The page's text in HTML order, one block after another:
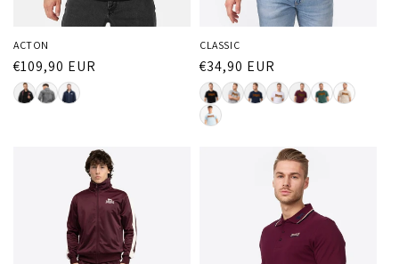
ACTON
Normaler
Preis
€109,90 EUR
CLASSIC
Normaler
Preis
€34,90 EUR